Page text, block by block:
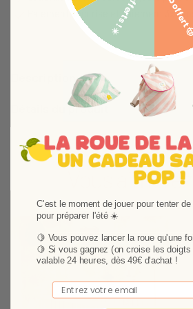
Paiement sécurisé et paiement 3x
Détails du produit
Vous aimerez
Bob offert 🤠
C'est le moment de jouer pour tenter
pour préparer l'été ☀️
🍋 Vous pouvez lancer la roue qu'une
🍋 Si vous gagnez (on croise les
valable 24 heures, dès 49€ d'achat !
Email